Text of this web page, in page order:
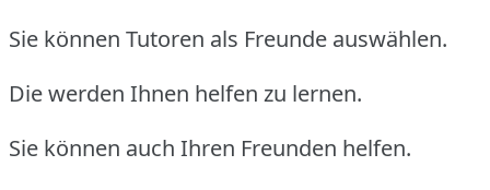
Sie können Tutoren als Freunde auswählen.
Die werden Ihnen helfen zu lernen.
Sie können auch Ihren Freunden helfen.